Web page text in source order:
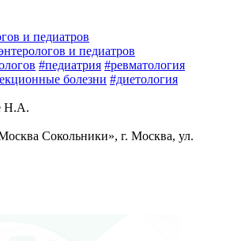
и педиатров
и педиатров
#педиатрия #ревматология
болезни #диетология
Н.А.
Сокольники», г. Москва, ул.